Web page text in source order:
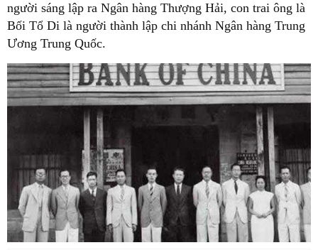
người sáng lập ra Ngân hàng Thượng Hải, con trai ông là
Bối Tổ Di là người thành lập chi nhánh Ngân hàng Trung
Ương Trung Quốc.